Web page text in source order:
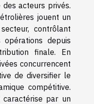
acteurs privés.
jouent un
contrôlant
depuis
finale. En
concurrencent
de diversifier le
compétitive.
par un